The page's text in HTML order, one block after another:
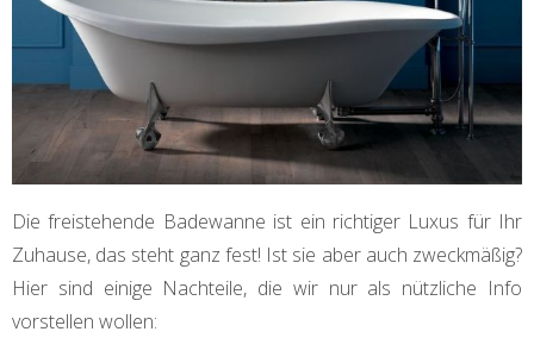
Die freistehende Badewanne ist ein richtiger Luxus für Ihr
Zuhause, das steht ganz fest! Ist sie aber auch zweckmäßig?
Hier sind einige Nachteile, die wir nur als nützliche Info
vorstellen wollen: